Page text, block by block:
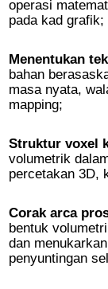
operasi
pada kad grafik;
Menentukan
bahan
masa nyata,
mapping;
Struktur voxel
volumetrik
percetakan 3D,
Corak arca
bentuk
dan
penyuntingan